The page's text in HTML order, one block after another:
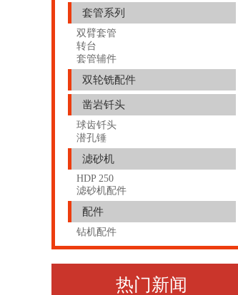
套管系列
双臂套管
转台
套管辅件
双轮铣配件
凿岩钎头
球齿钎头
潜孔锤
滤砂机
HDP 250
滤砂机配件
配件
钻机配件
热门新闻